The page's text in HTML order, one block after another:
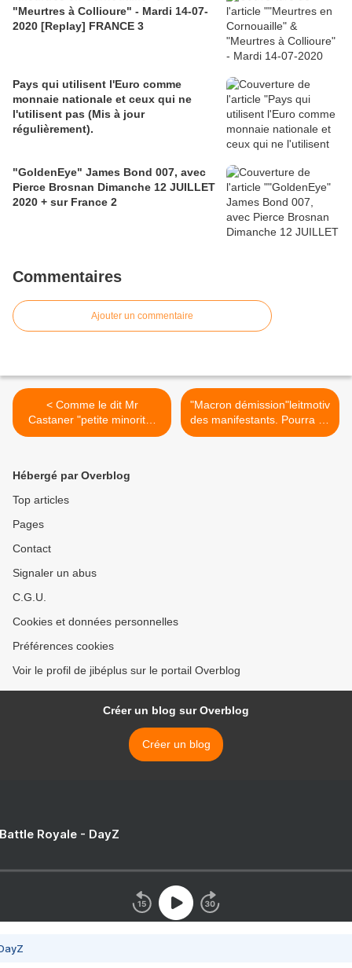
"Meurtres à Collioure" - Mardi 14-07-
2020 [Replay] FRANCE 3
Pays qui utilisent l'Euro comme
monnaie nationale et ceux qui ne
l'utilisent pas (Mis à jour
régulièrement).
"GoldenEye" James Bond 007, avec
Pierce Brosnan Dimanche 12 JUILLET
2020 + sur France 2
Commentaires
Ajouter un commentaire
< Comme le dit Mr
Castaner "petite minorité"
de manifestants, comme Mr
"Macron démission"leitmotiv
des manifestants. Pourra t-il
l'éviter? Pas sûr! >
Hébergé par Overblog
Top articles
Pages
Contact
Signaler un abus
C.G.U.
Cookies et données personnelles
Préférences cookies
Voir le profil de jibéplus sur le portail Overblog
Créer un blog sur Overblog
Créer un blog
Royale - DayZ